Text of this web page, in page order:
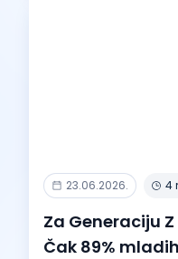
23.06.2026. 4
Za Generaciju
Čak 89%